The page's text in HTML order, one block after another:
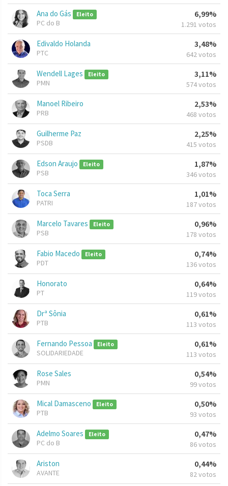
Ana do Gás Eleito
PC do B
6,99%
1.291 votos
Edivaldo Holanda
PTC
3,48%
642 votos
Wendell Lages Eleito
PMN
3,11%
574 votos
Manoel Ribeiro
PRB
2,53%
468 votos
Guilherme Paz
PSDB
2,25%
415 votos
Edson Araujo Eleito
PSB
1,87%
346 votos
Toca Serra
PATRI
1,01%
187 votos
Marcelo Tavares Eleito
PSB
0,96%
178 votos
Fabio Macedo Eleito
PDT
0,74%
136 votos
Honorato
PT
0,64%
119 votos
Drª Sônia
PTB
0,61%
113 votos
Fernando Pessoa Eleito
SOLIDARIEDADE
0,61%
113 votos
Rose Sales
PMN
0,54%
99 votos
Mical Damasceno Eleito
PTB
0,50%
93 votos
Adelmo Soares Eleito
PC do B
0,47%
86 votos
Ariston
AVANTE
0,44%
82 votos